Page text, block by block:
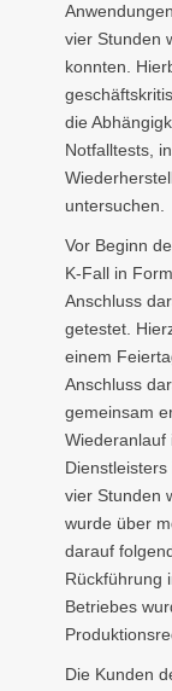
vier Stunden
konnten.
die
Notfalltests,
untersuchen.
Vor Beginn
K-Fall in
Anschluss
getestet.
einem
Anschluss
gemeinsam
Wiederanlauf
vier Stunden
wurde über
darauf
Rückführung
Betriebes
Die Kunden